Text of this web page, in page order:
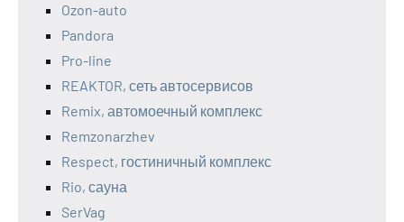
Ozon-auto
Pandora
Pro-line
REAKTOR, сеть автосервисов
Remix, автомоечный комплекс
Remzonarzhev
Respect, гостиничный комплекс
Rio, сауна
SerVag